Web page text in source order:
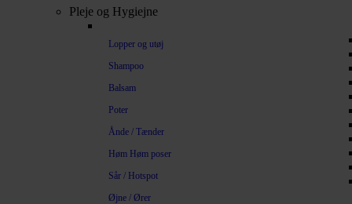
Pleje og Hygiejne
Lopper og utøj
Shampoo
Balsam
Poter
Ånde / Tænder
Høm Høm poser
Sår / Hotspot
Øjne / Ører